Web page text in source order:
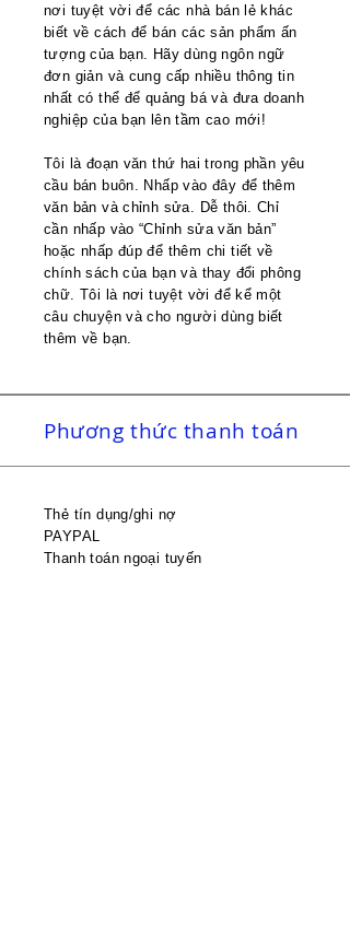
nơi tuyệt vời để các nhà bán lẻ khác
biết về cách để bán các sản phẩm ấn
tượng của bạn. Hãy dùng ngôn ngữ
đơn giản và cung cấp nhiều thông tin
nhất có thể để quảng bá và đưa doanh
nghiệp của bạn lên tầm cao mới!
Tôi là đoạn văn thứ hai trong phần yêu
cầu bán buôn. Nhấp vào đây để thêm
văn bản và chỉnh sửa. Dễ thôi. Chỉ
cần nhấp vào “Chỉnh sửa văn bản”
hoặc nhấp đúp để thêm chi tiết về
chính sách của bạn và thay đổi phông
chữ. Tôi là nơi tuyệt vời để kể một
câu chuyện và cho người dùng biết
thêm về bạn.
Phương thức thanh toán
Thẻ tín dụng/ghi nợ
PAYPAL
Thanh toán ngoại tuyến